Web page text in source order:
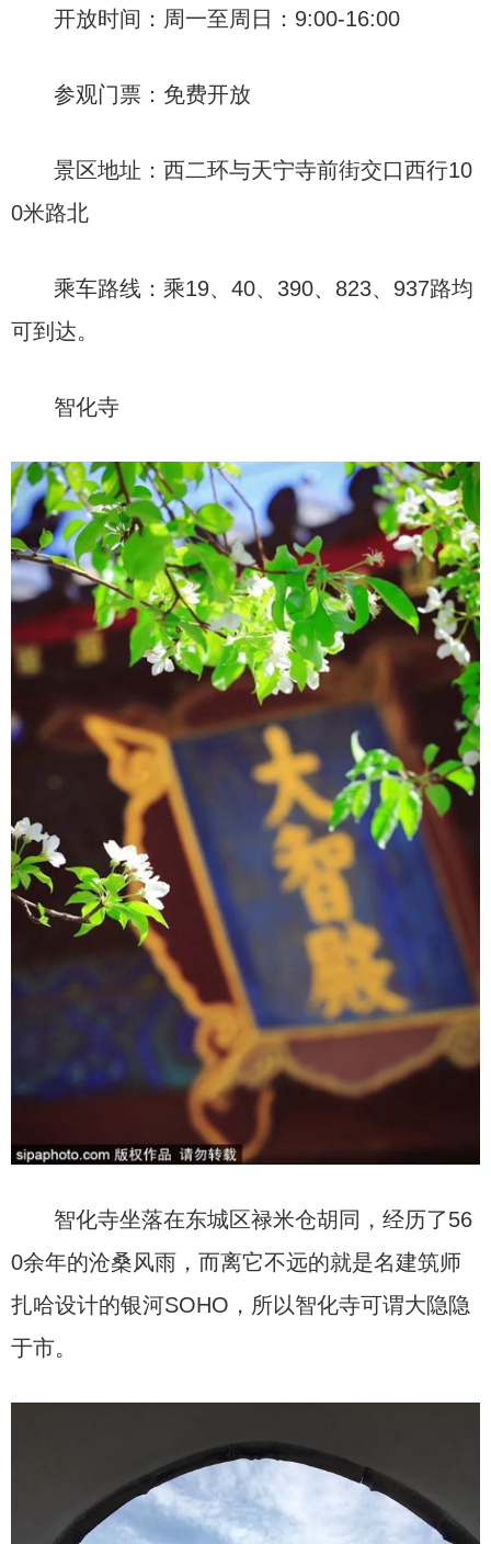
开放时间：周一至周日：9:00-16:00
参观门票：免费开放
景区地址：西二环与天宁寺前街交口西行10
0米路北
乘车路线：乘19、40、390、823、937路均
可到达。
智化寺
智化寺坐落在东城区禄米仓胡同，经历了56
0余年的沧桑风雨，而离它不远的就是名建筑师
扎哈设计的银河SOHO，所以智化寺可谓大隐隐
于市。